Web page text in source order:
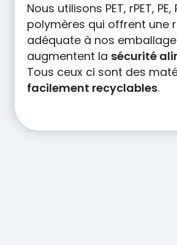
Nous repensons nos
appliquant les principes de
l'écoconception. C'est pour
qu'au cours des cinq
nous avonsréduit le poids
nos emballages de 10 %